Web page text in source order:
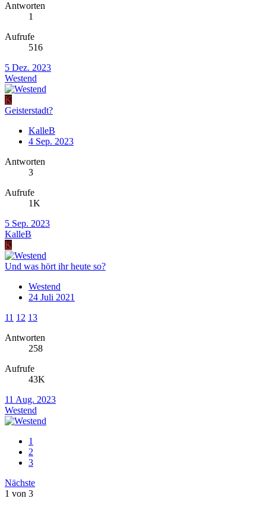
Antworten
1
Aufrufe
516
5 Dez. 2023
Westend
K
Geisterstadt?
KalleB
4 Sep. 2023
Antworten
3
Aufrufe
1K
5 Sep. 2023
KalleB
K
Und was hört ihr heute so?
Westend
24 Juli 2021
11 12 13
Antworten
258
Aufrufe
43K
11 Aug. 2023
Westend
1
2
3
Nächste
1 von 3